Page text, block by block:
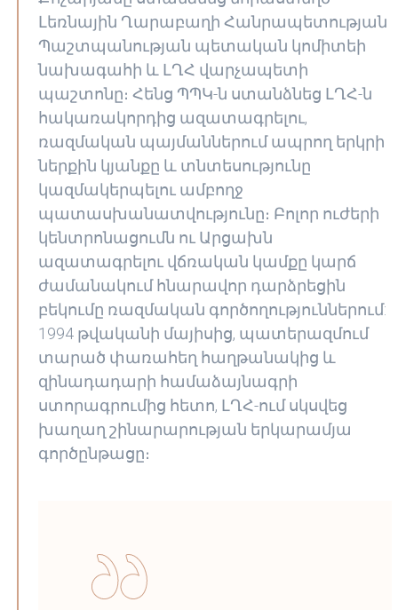
Լեռնային Ղարաբաղի Հանրապետության
Պաշտպանության պետական կոմիտեի
նախագահի և ԼՂՀ վարչապետի
պաշտոնը։ Հենց ՊՊԿ-ն ստանձնեց ԼՂՀ-ն
հակառակորդից ազատագրելու,
ռազմական պայմաններում ապրող երկրի
ներքին կյանքը և տնտեսությունը
կազմակերպելու ամբողջ
պատասխանատվությունը։ Բոլոր ուժերի
կենտրոնացումն ու Արցախն
ազատագրելու վճռական կամքը կարճ
ժամանակում հնարավոր դարձրեցին
բեկումը ռազմական գործողություններում:
1994 թվականի մայիսից, պատերազմում
տարած փառահեղ հաղթանակից և
զինադադարի համաձայնագրի
ստորագրումից հետո, ԼՂՀ-ում սկսվեց
խաղաղ շինարարության երկարամյա
գործընթացը։